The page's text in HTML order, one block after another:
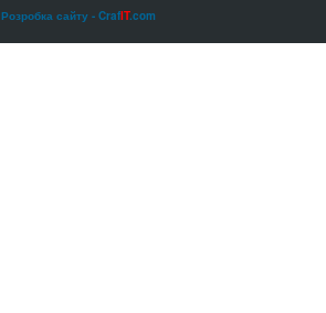
Розробка сайту - CrafIT.com